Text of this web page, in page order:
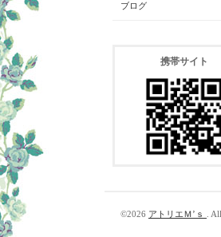
ブログ
携帯サイト
©2026 アトリエＭ’ｓ .